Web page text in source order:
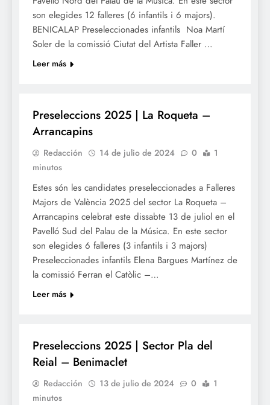
son elegides 12 falleres (6 infantils i 6 majors).
BENICALAP Preseleccionades infantils Noa Martí
Soler de la comissió Ciutat del Artista Faller …
Leer más
Preseleccions 2025 | La Roqueta –
Arrancapins
Redacción 14 de julio de 2024 0
1
minutos
Estes són les candidates preseleccionades a Falleres
Majors de València 2025 del sector La Roqueta –
Arrancapins celebrat este dissabte 13 de juliol en el
Pavelló Sud del Palau de la Música. En este sector
son elegides 6 falleres (3 infantils i 3 majors)
Preseleccionades infantils Elena Bargues Martínez de
la comissió Ferran el Catòlic –…
Leer más
Preseleccions 2025 | Sector Pla del
Reial – Benimaclet
Redacción 13 de julio de 2024 0
1
minutos